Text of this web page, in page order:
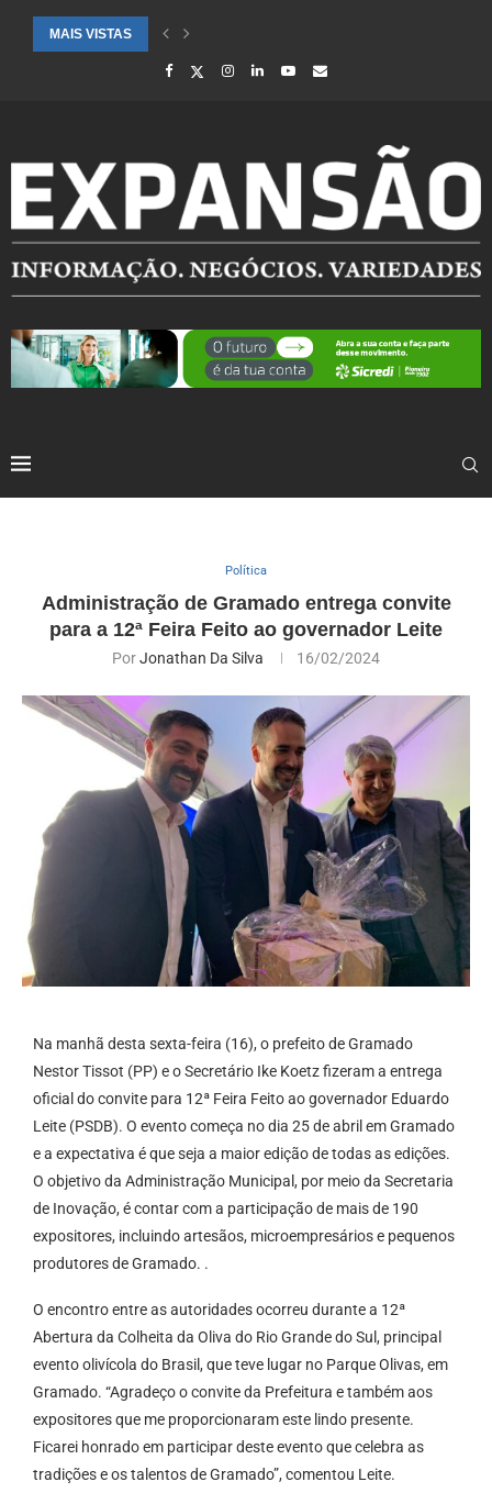
MAIS VISTAS
CIDADES ATENDIDAS PELO SEBRAE RS SÃO DESTAQUE EM
Política
Administração de Gramado entrega convite
para a 12ª Feira Feito ao governador Leite
PorJonathan Da Silva 16/02/2024
Na manhã desta sexta-feira (16), o prefeito de Gramado
Nestor Tissot (PP) e o Secretário Ike Koetz fizeram a entrega
oficial do convite para 12ª Feira Feito ao governador Eduardo
Leite (PSDB). O evento começa no dia 25 de abril em Gramado
e a expectativa é que seja a maior edição de todas as edições.
O objetivo da Administração Municipal, por meio da Secretaria
de Inovação, é contar com a participação de mais de 190
expositores, incluindo artesãos, microempresários e pequenos
produtores de Gramado. .
O encontro entre as autoridades ocorreu durante a 12ª
Abertura da Colheita da Oliva do Rio Grande do Sul, principal
evento olivícola do Brasil, que teve lugar no Parque Olivas, em
Gramado. “Agradeço o convite da Prefeitura e também aos
expositores que me proporcionaram este lindo presente.
Ficarei honrado em participar deste evento que celebra as
tradições e os talentos de Gramado”, comentou Leite.